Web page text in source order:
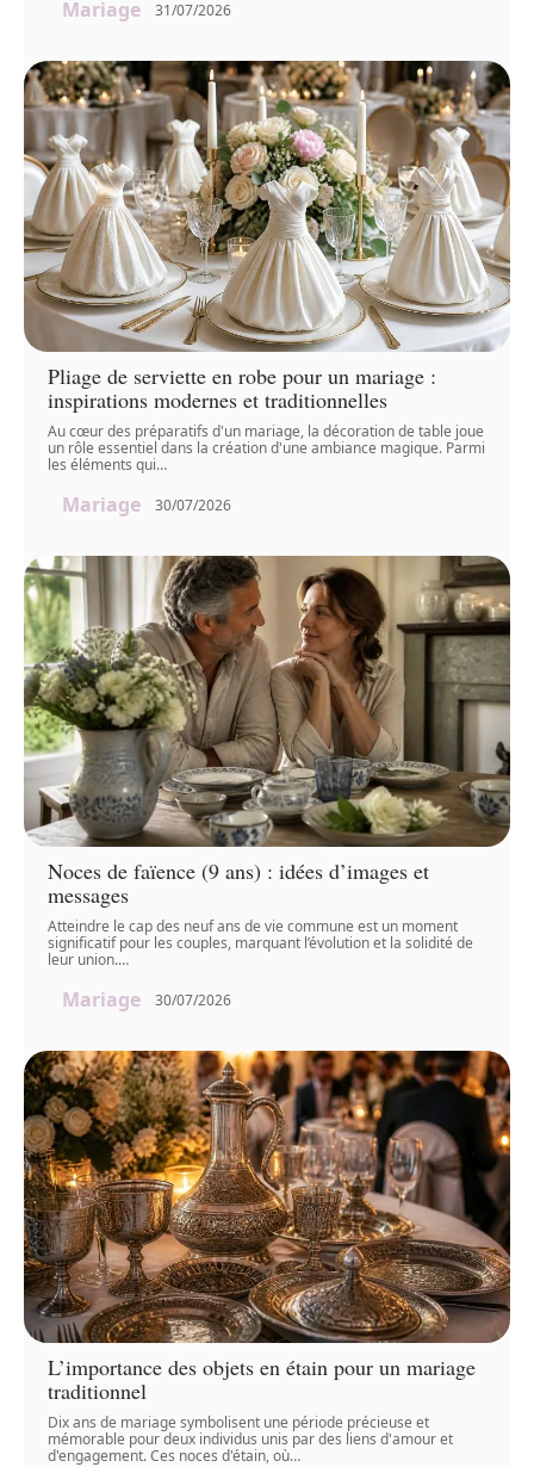
Mariage 31/07/2026
Pliage de serviette en robe pour un mariage :
inspirations modernes et traditionnelles
Au cœur des préparatifs d'un mariage, la décoration de table joue
un rôle essentiel dans la création d'une ambiance magique. Parmi
les éléments qui…
Mariage 30/07/2026
Noces de faïence (9 ans) : idées d’images et
messages
Atteindre le cap des neuf ans de vie commune est un moment
significatif pour les couples, marquant l’évolution et la solidité de
leur union.…
Mariage 30/07/2026
L’importance des objets en étain pour un mariage
traditionnel
Dix ans de mariage symbolisent une période précieuse et
mémorable pour deux individus unis par des liens d'amour et
d'engagement. Ces noces d'étain, où…